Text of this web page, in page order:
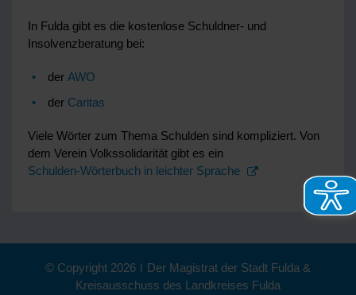
In Fulda gibt es die kostenlose Schuldner- und
Insolvenzberatung bei:
derAWO
der Caritas
Viele Wörter zum Thema Schulden sind kompliziert. Von
dem Verein Volkssolidarität gibt es ein
Schulden-Wörterbuch in leichter Sprache
© Copyright 2026 | Der Magistrat der Stadt Fulda &
Kreisausschuss des Landkreises Fulda